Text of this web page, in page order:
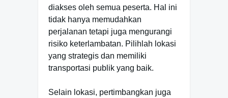
diakses oleh semua peserta. Hal ini
tidak hanya memudahkan
perjalanan tetapi juga mengurangi
risiko keterlambatan. Pilihlah lokasi
yang strategis dan memiliki
transportasi publik yang baik.
Selain lokasi, pertimbangkan juga